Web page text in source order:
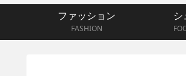
ファッション
FASHION
シ